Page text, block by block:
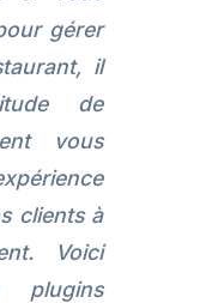
gérer
il
de
vous
clients à
Voici
plugins